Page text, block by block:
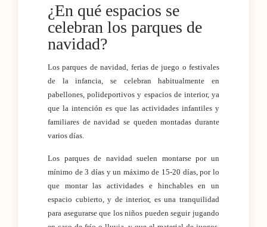
¿En qué espacios se
celebran los parques de
navidad?
Los parques de navidad, ferias de juego o festivales
de la infancia, se celebran habitualmente en
pabellones, polideportivos y espacios de interior, ya
que la intención es que las actividades infantiles y
familiares de navidad se queden montadas durante
varios días.
Los parques de navidad suelen montarse por un
mínimo de 3 días y un máximo de 15-20 días, por lo
que montar las actividades e hinchables en un
espacio cubierto, y de interior, es una tranquilidad
para asegurarse que los niños pueden seguir jugando